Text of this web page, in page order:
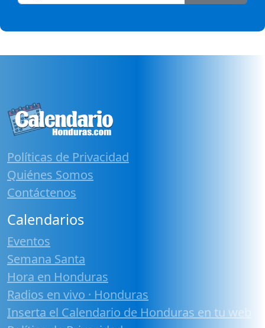
Políticas de Privacidad
Quiénes Somos
Contáctenos
Calendarios
Eventos
Semana Santa
Hora en Honduras
Radios en vivo · Honduras
Inserta el Calendario de Honduras en tu web